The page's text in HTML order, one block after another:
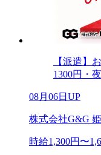
【派遣】
1300円・
08月06日UP
株式会社G&G
時給1,300円〜